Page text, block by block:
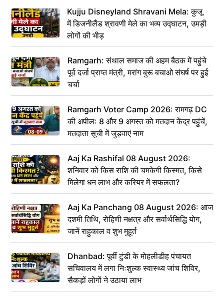
Kujju Disneyland Shravani Mela: कुजू
में डिजनीलैंड श्रावणी मेले का भव्य उद्घाटन, उमड़ी
लोगों की भीड़
Ramgarh: संथाल समाज की अहम बैठक में पहुंचे
पूर्व दर्जा प्राप्त मंत्री, मरांग बुरू बचाओ संघर्ष पर हुई
चर्चा
Ramgarh Voter Camp 2026: रामगढ़ DC
की अपील: 8 और 9 अगस्त को मतदान केंद्र पहुंचें,
मतदाता सूची में जुड़वाएं नाम
Aaj Ka Rashifal 08 August 2026:
शनिवार को किस राशि की चमकेगी किस्मत, किसे
मिलेगा धन लाभ और करियर में सफलता?
Aaj Ka Panchang 08 August 2026: आज
दशमी तिथि, रोहिणी नक्षत्र और सर्वार्थसिद्धि योग,
जानें राहुकाल व शुभ मुहूर्त
Dhanbad: पूर्वी टुंडी के मोहलीडीह पंचायत
सचिवालय में लगा निःशुल्क स्वास्थ्य जांच शिविर,
सैकड़ों लोगों ने उठाया लाभ